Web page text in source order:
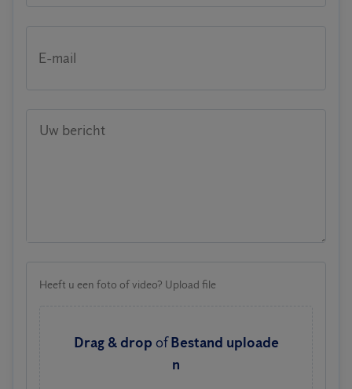
E-mail
Uw bericht
Heeft u een foto of video? Upload file
Drag & drop of Bestand uploade
n